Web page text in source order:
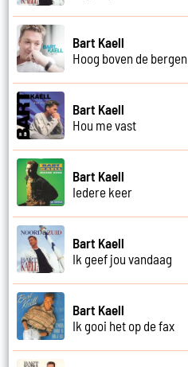
Bart Kaell
Hoog boven de bergen
Bart Kaell
Hou me vast
Bart Kaell
Iedere keer
Bart Kaell
Ik geef jou vandaag
Bart Kaell
Ik gooi het op de fax